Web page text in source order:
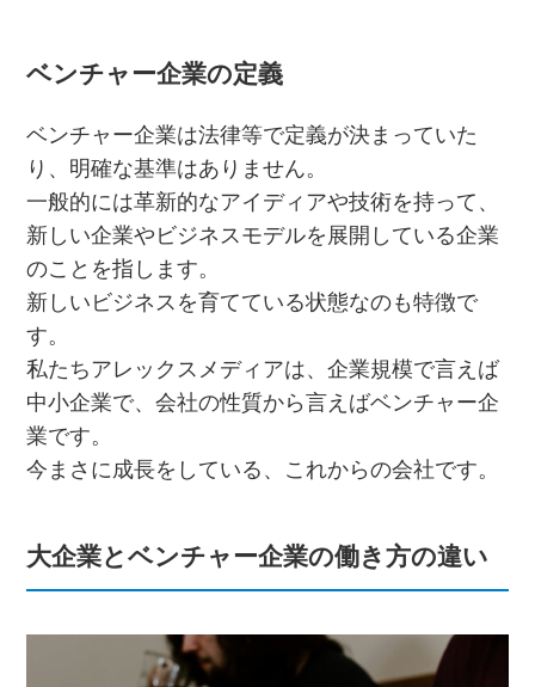
ベンチャー企業の定義
ベンチャー企業は法律等で定義が決まっていた
り、明確な基準はありません。
一般的には革新的なアイディアや技術を持って、
新しい企業やビジネスモデルを展開している企業
のことを指します。
新しいビジネスを育てている状態なのも特徴で
す。
私たちアレックスメディアは、企業規模で言えば
中小企業で、会社の性質から言えばベンチャー企
業です。
今まさに成長をしている、これからの会社です。
大企業とベンチャー企業の働き方の違い